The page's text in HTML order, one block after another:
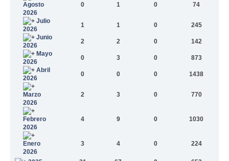
Agosto
2026
0 1 0 74
Julio
2026
1 1 0
245
Junio
2026
2 2 0
142
Mayo
2026
0 3 0
873
Abril
2026
0 0 0 1438
Marzo
2026
2 3 0 770
Febrero
2026
4 9 0 1030
Enero
2026
3 4 0 224